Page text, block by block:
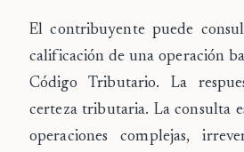
El contribuyente puede
calificación de una operación
Código Tributario. La
certeza tributaria. La consulta
operaciones complejas,